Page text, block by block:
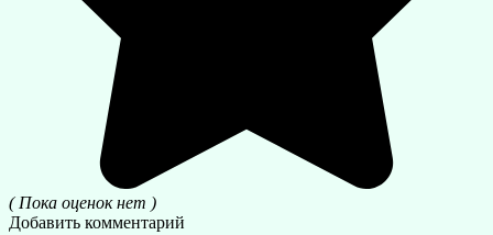
( Пока оценок нет )
Добавить комментарий